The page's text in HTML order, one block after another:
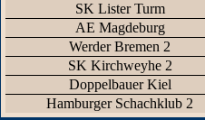
SK Lister Turm
AE Magdeburg
Werder Bremen 2
SK Kirchweyhe 2
Doppelbauer Kiel
Hamburger Schachklub 2